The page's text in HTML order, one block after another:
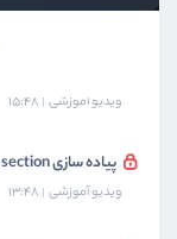
ویدیو آموزشی 18:17
ویدیو آموزشی 15:48
پیاده سازی hero section
ویدیو آموزشی 13:48